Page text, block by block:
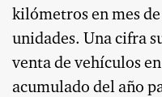
kilómetros en mes
unidades. Una cifra
venta de vehículos
acumulado del año